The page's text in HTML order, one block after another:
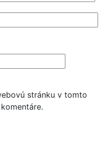
stránku v tomto